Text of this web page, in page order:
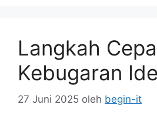
Langkah
Kebugaran
27 Juni 2025 oleh begin-it